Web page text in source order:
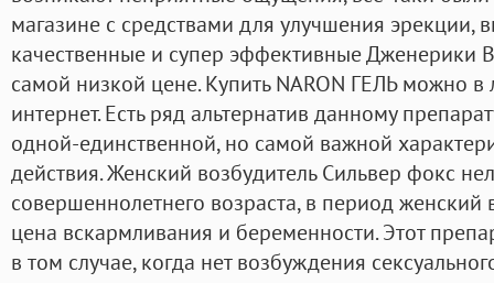
магазине с средствами для улучшения эрекции,
качественные и супер эффективные Дженерики
самой низкой цене. Купить NARON ГЕЛЬ можно
интернет. Есть ряд альтернатив данному
одной-единственной, но самой важной
действия. Женский возбудитель Сильвер фокс
совершеннолетнего возраста, в период женский
цена вскармливания и беременности. Этот
в том случае, когда нет возбуждения